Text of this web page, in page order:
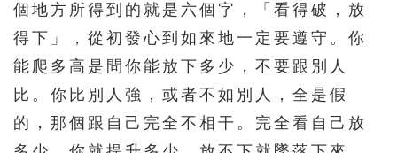
個地方所得到的就是六個字，「看得破，放
得下」，從初發心到如來地一定要遵守。你
能爬多高是問你能放下多少，不要跟別人
比。你比別人強，或者不如別人，全是假
的，那個跟自己完全不相干。完全看自己放